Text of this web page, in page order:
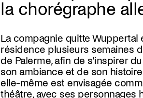
la chorégraphe
La compagnie quitte Wuppertal
résidence plusieurs semaines
de Palerme, afin de s’inspirer
son ambiance et de son
elle-même est envisagée
théâtre, avec ses personnages
trivial, les objets du quotidien et
du décor jonchant le sol.
est toujours trouble. Créée un